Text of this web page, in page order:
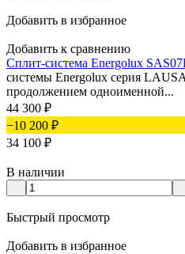
Добавить в избранное
Добавить к сравнению
Сплит-система Energolux
системы Energolux серия
продолжением одноименной...
44 300 ₽
−10 200 ₽
34 100 ₽
В наличии
Быстрый просмотр
Добавить в избранное